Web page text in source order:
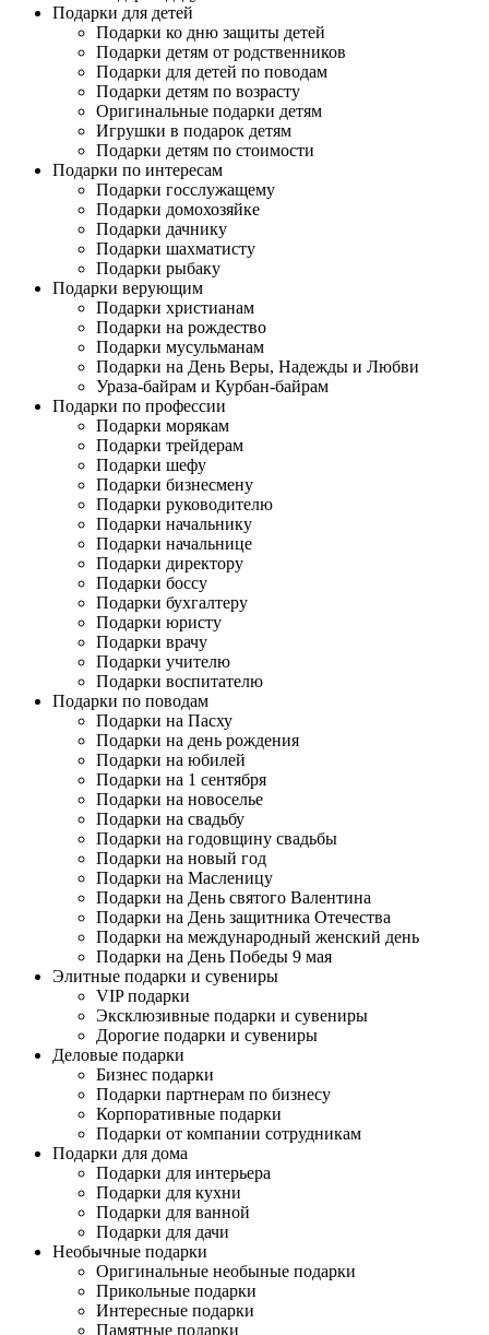
Подарки для детей
Подарки ко дню защиты детей
Подарки детям от родственников
Подарки для детей по поводам
Подарки детям по возрасту
Оригинальные подарки детям
Игрушки в подарок детям
Подарки детям по стоимости
Подарки по интересам
Подарки госслужащему
Подарки домохозяйке
Подарки дачнику
Подарки шахматисту
Подарки рыбаку
Подарки верующим
Подарки христианам
Подарки на рождество
Подарки мусульманам
Подарки на День Веры, Надежды и Любви
Ураза-байрам и Курбан-байрам
Подарки по профессии
Подарки морякам
Подарки трейдерам
Подарки шефу
Подарки бизнесмену
Подарки руководителю
Подарки начальнику
Подарки начальнице
Подарки директору
Подарки боссу
Подарки бухгалтеру
Подарки юристу
Подарки врачу
Подарки учителю
Подарки воспитателю
Подарки по поводам
Подарки на Пасху
Подарки на день рождения
Подарки на юбилей
Подарки на 1 сентября
Подарки на новоселье
Подарки на свадьбу
Подарки на годовщину свадьбы
Подарки на новый год
Подарки на Масленицу
Подарки на День святого Валентина
Подарки на День защитника Отечества
Подарки на международный женский день
Подарки на День Победы 9 мая
Элитные подарки и сувениры
VIP подарки
Эксклюзивные подарки и сувениры
Дорогие подарки и сувениры
Деловые подарки
Бизнес подарки
Подарки партнерам по бизнесу
Корпоративные подарки
Подарки от компании сотрудникам
Подарки для дома
Подарки для интерьера
Подарки для кухни
Подарки для ванной
Подарки для дачи
Необычные подарки
Оригинальные необыные подарки
Прикольные подарки
Интересные подарки
Памятные подарки